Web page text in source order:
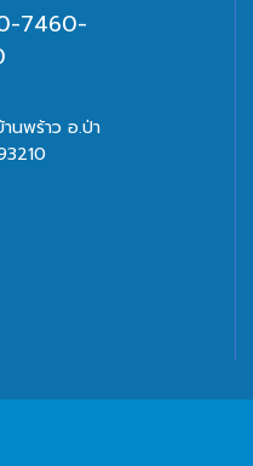
7460-
นพร้าว อ.ป่า